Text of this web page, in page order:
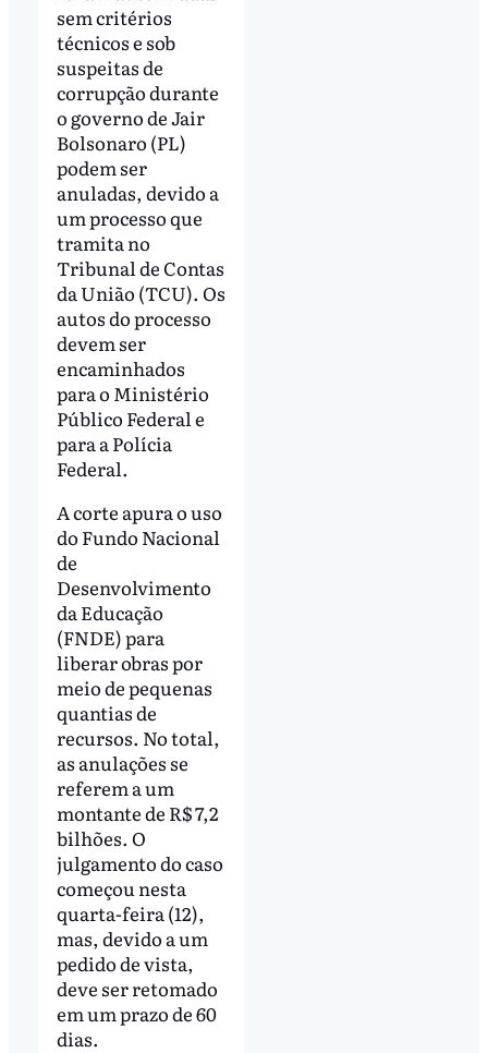
sem critérios
técnicos e sob
suspeitas de
corrupção durante
o governo de Jair
Bolsonaro (PL)
podem ser
anuladas, devido a
um processo que
tramita no
Tribunal de Contas
da União (TCU). Os
autos do processo
devem ser
encaminhados
para o Ministério
Público Federal e
para a Polícia
Federal.
A corte apura o uso
do Fundo Nacional
de
Desenvolvimento
da Educação
(FNDE) para
liberar obras por
meio de pequenas
quantias de
recursos. No total,
as anulações se
referem a um
montante de R$ 7,2
bilhões. O
julgamento do caso
começou nesta
quarta-feira (12),
mas, devido a um
pedido de vista,
deve ser retomado
em um prazo de 60
dias.